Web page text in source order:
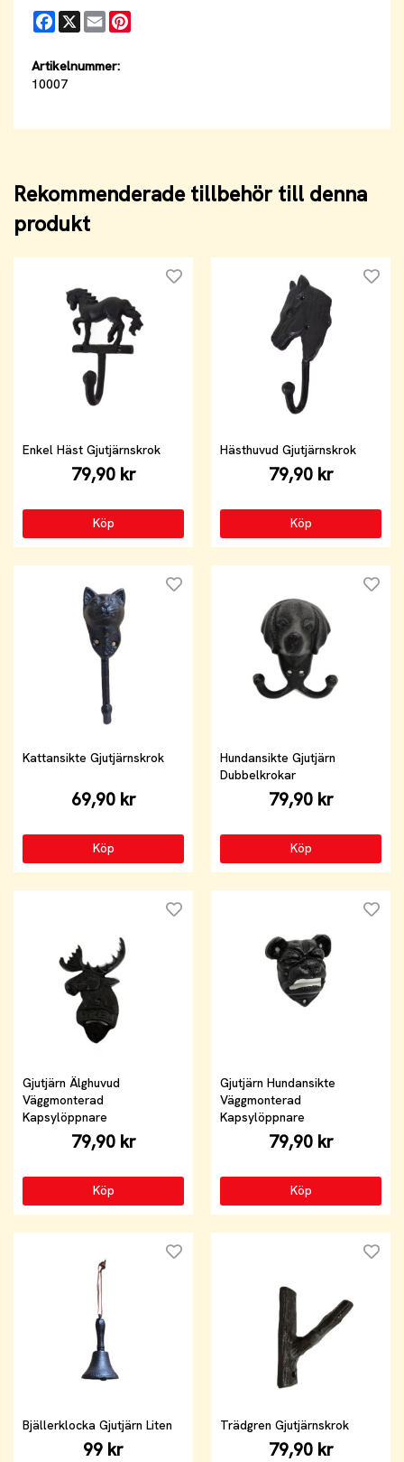
Facebook
X Email
Artikelnummer:
10007
Rekommenderade tillbehör till denna
produkt
Enkel Häst Gjutjärnskrok
79,90 kr
Köp
Hästhuvud Gjutjärnskrok
79,90 kr
Köp
Kattansikte Gjutjärnskrok
69,90 kr
Köp
Hundansikte Gjutjärn
Dubbelkrokar
79,90 kr
Köp
Gjutjärn Älghuvud
Väggmonterad
Kapsylöppnare
79,90 kr
Köp
Gjutjärn Hundansikte
Väggmonterad
Kapsylöppnare
79,90 kr
Köp
Bjällerklocka Gjutjärn Liten
99 kr
Trädgren Gjutjärnskrok
79,90 kr